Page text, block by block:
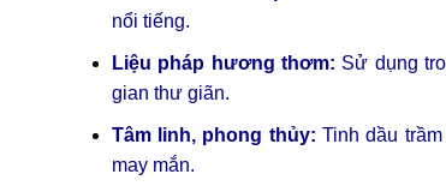
nổi tiếng.
Liệu pháp hương thơm: Sử dụng
gian thư giãn.
Tâm linh, phong thủy: Tinh dầu
may mắn.